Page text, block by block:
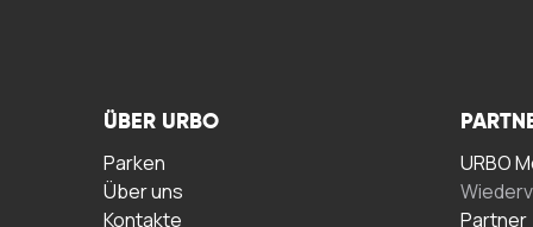
ÜBER URBO
Parken
Über uns
Kontakte
URBO
Partner